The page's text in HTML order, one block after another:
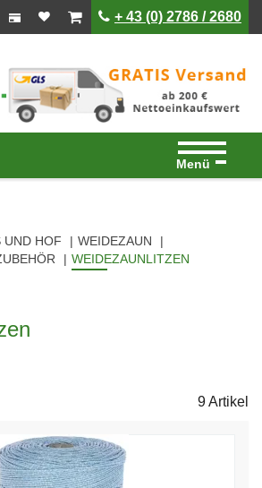
ist leerist leer+ 43 (0) 2786 / 2680
Menü
UND HOF
WEIDEZAUN
WEIDEZAUNLITZEN
9 Artikel